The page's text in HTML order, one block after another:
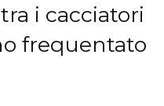
i cacciatori
frequentato